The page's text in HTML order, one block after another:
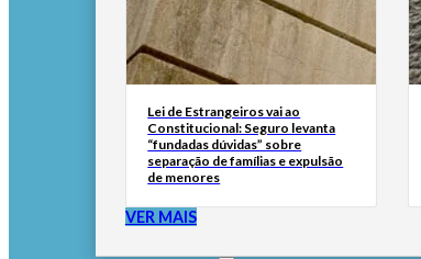
Lei de Estrangeiros vai ao
Constitucional: Seguro levanta
“fundadas dúvidas” sobre
separação de famílias e expulsão
de menores
VER MAIS